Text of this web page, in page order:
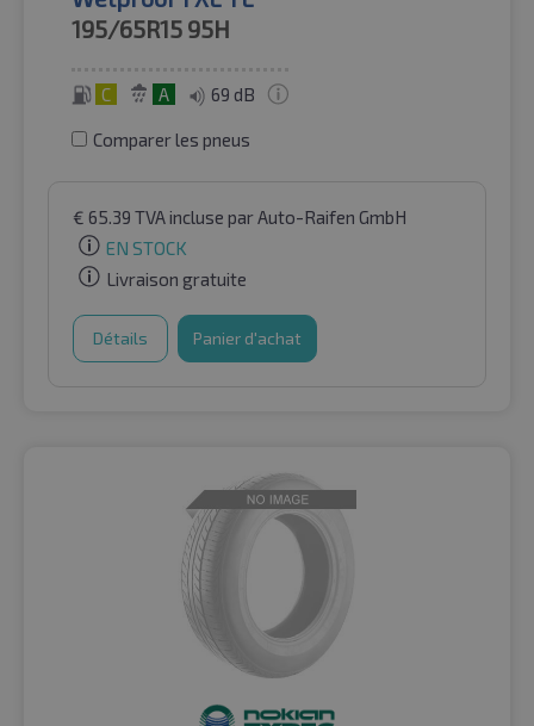
195/65R15 95H
C A 69 dB
Comparer les pneus
€ 65.39 TVA incluse par Auto-Raifen GmbH
EN STOCK
Livraison gratuite
Détails Panier d'achat